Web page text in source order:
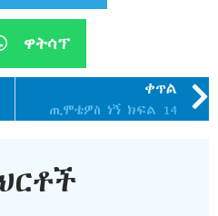
ዋትሳፕ
ቀጥል
ጢሞቴዎስ ነኝ ክፍል 14